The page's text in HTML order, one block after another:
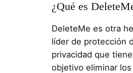
¿Qué es
DeleteMe es otra
líder de protección
privacidad que
objetivo eliminar